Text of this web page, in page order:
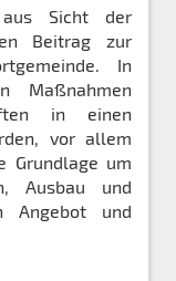
Sicht der
Beitrag zur
In
Maßnahmen
in einen
vor allem
Grundlage um
Ausbau und
Angebot und